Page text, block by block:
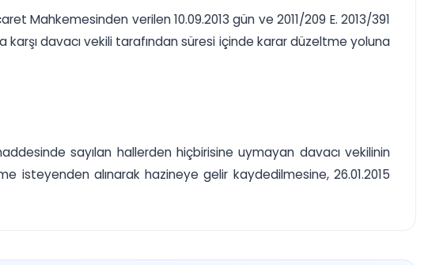
Mahkemesinden verilen 10.09.2013 gün ve 2011/209 E. 2013/391
karşı davacı vekili tarafından süresi içinde karar düzeltme yoluna
sayılan hallerden hiçbirisine uymayan davacı vekilinin
isteyenden alınarak hazineye gelir kaydedilmesine, 26.01.2015